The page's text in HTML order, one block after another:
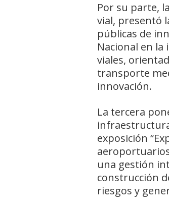
Por su parte,
vial, presentó
públicas de
Nacional en
viales,
transporte
innovación.
La tercera
exposición
una gestión
construcción
riesgos y